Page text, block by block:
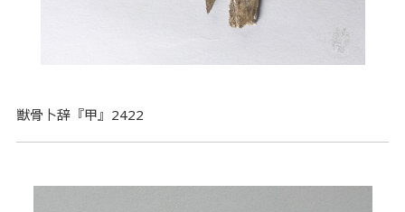
獣骨卜辞『甲』2422